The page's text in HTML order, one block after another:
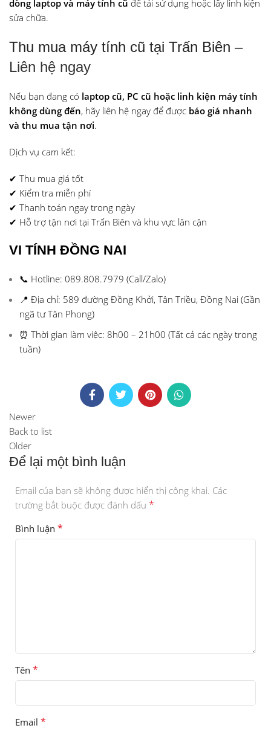
dòng laptop và máy tính cũ để tái sử dụng hoặc lấy linh kiện
sửa chữa.
Thu mua máy tính cũ tại Trấn Biên –
Liên hệ ngay
Nếu bạn đang có laptop cũ, PC cũ hoặc linh kiện máy tính
không dùng đến, hãy liên hệ ngay để được báo giá nhanh
và thu mua tận nơi.
Dịch vụ cam kết:
✔ Thu mua giá tốt
✔ Kiểm tra miễn phí
✔ Thanh toán ngay trong ngày
✔ Hỗ trợ tận nơi tại Trấn Biên và khu vực lân cận
VI TÍNH ĐỒNG NAI
📞 Hotline: 089.808.7979 (Call/Zalo)
📍 Địa chỉ: 589 đường Đồng Khởi, Tân Triều, Đồng Nai (Gần
ngã tư Tân Phong)
⏰ Thời gian làm việc: 8h00 – 21h00 (Tất cả các ngày trong
tuần)
Newer
Back to list
Older
Để lại một bình luận
Email của bạn sẽ không được hiển thị công khai. Các
trường bắt buộc được đánh dấu *
Bình luận *
Tên *
Email *